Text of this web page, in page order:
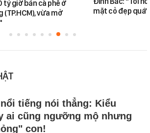
tỷ giờ bán cà phê ở
vừa mở
mặt cỏ đẹp quá"
tiếng nói thẳng: Kiểu
ai cũng ngưỡng mộ nhưng
con!